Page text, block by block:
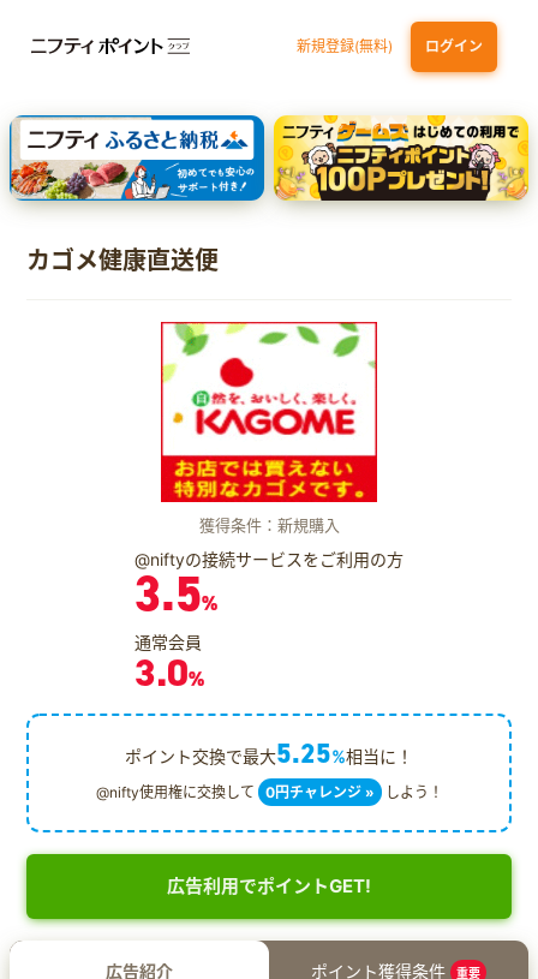
新規登録(無料) ログイン
三井住友カード ゴールド（NL）（家族カード発行） dカード GOLD
【実質初月無料】DMM | Disney+(ディズニープラス) セットプラン
SBI証券 確定拠出年金（iDeCo）
カゴメ健康直送便
獲得条件：新規購入
@niftyの接続サービスをご利用の方
3.5%
通常会員
3.0%
ポイント交換で最大5.25%相当に！
@nifty使用権に交換して 0円チャレンジ » しよう！
広告利用でポイントGET!
広告紹介 ポイント獲得条件 重要